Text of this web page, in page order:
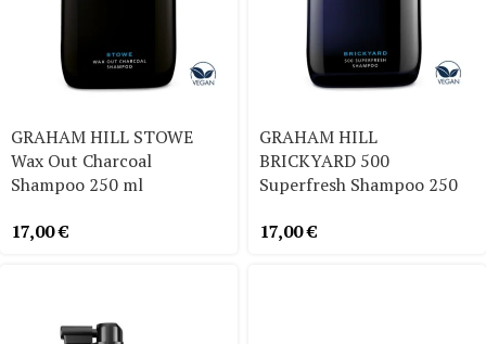
GRAHAM HILL STOWE
Wax Out Charcoal
Shampoo 250 ml
17,00€
GRAHAM HILL
BRICKYARD 500
Superfresh Shampoo 250
17,00€